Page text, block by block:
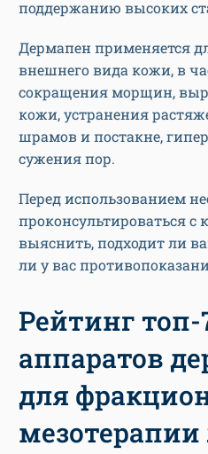
поддержанию высоких
Дермапен применяется
внешнего вида кожи, в
сокращения морщин,
кожи, устранения
шрамов и постакне,
сужения пор.
Перед использованием
проконсультироваться с
выяснить, подходит ли
ли у вас
Рейтинг
аппаратов
для
мезотерапии